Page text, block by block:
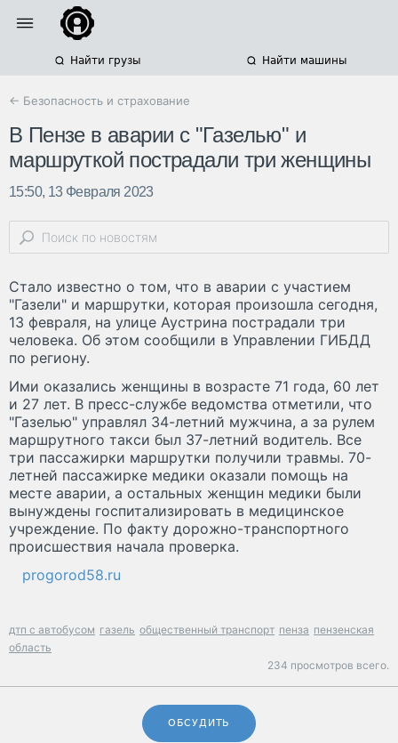
Найти грузы Найти машины
← Безопасность и страхование
В Пензе в аварии с "Газелью" и
маршруткой пострадали три женщины
15:50, 13 Февраля 2023
Стало известно о том, что в аварии с участием
"Газели" и маршрутки, которая произошла сегодня,
13 февраля, на улице Аустрина пострадали три
человека. Об этом сообщили в Управлении ГИБДД
по региону.
Ими оказались женщины в возрасте 71 года, 60 лет
и 27 лет. В пресс-службе ведомства отметили, что
"Газелью" управлял 34-летний мужчина, а за рулем
маршрутного такси был 37-летний водитель. Все
три пассажирки маршрутки получили травмы. 70-
летней пассажирке медики оказали помощь на
месте аварии, а остальных женщин медики были
вынуждены госпитализировать в медицинское
учреждение. По факту дорожно-транспортного
происшествия начала проверка.
progorod58.ru
дтп с автобусом газель общественный транспорт пенза пензенская
область
234 просмотров всего.
ОБСУДИТЬ